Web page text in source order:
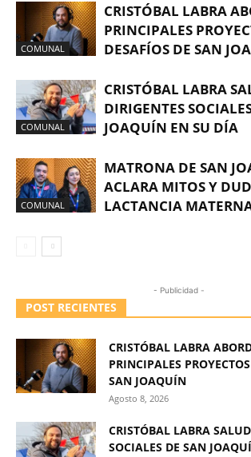
COMUNAL
CRISTÓBAL LABRA
PRINCIPALES
DESAFÍOS DE SAN
COMUNAL
CRISTÓBAL LABRA
DIRIGENTES
JOAQUÍN EN SU DÍA
COMUNAL
MATRONA DE SAN
ACLARA MITOS Y
LACTANCIA
- Publicidad -
POST RECIENTES
CRISTÓBAL LABRA
PRINCIPALES
SAN JOAQUÍN
Agosto 8, 2026
CRISTÓBAL LABRA
SOCIALES DE SAN